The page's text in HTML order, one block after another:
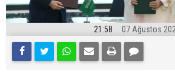
21:58 07 Ağustos